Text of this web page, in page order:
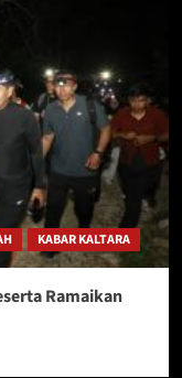
KABAR KALTARA
Ramaikan